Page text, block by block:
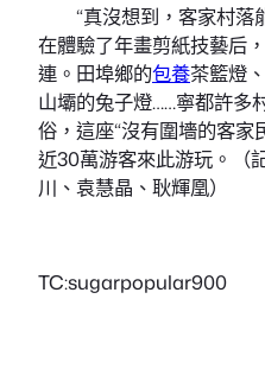
“真沒想到，客家村落
在體驗了年畫剪紙技藝后
連。田埠鄉的包養茶籃燈
山壩的兔子燈……寧都許多
俗，這座“沒有圍墻的客家
近30萬游客來此游玩。（
川、袁慧晶、耿輝凰）
TC:sugarpopular900